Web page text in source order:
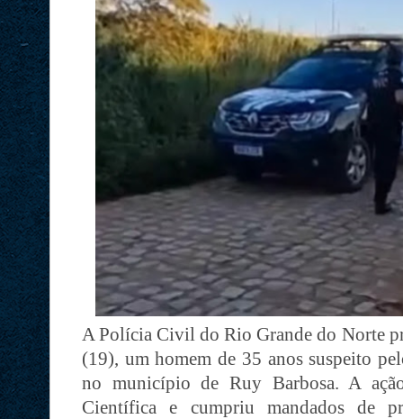
A Polícia Civil do Rio Grande do Norte
(19), um homem de 35 anos suspeito
no município de Ruy Barbosa. A
Científica e cumpriu mandados de